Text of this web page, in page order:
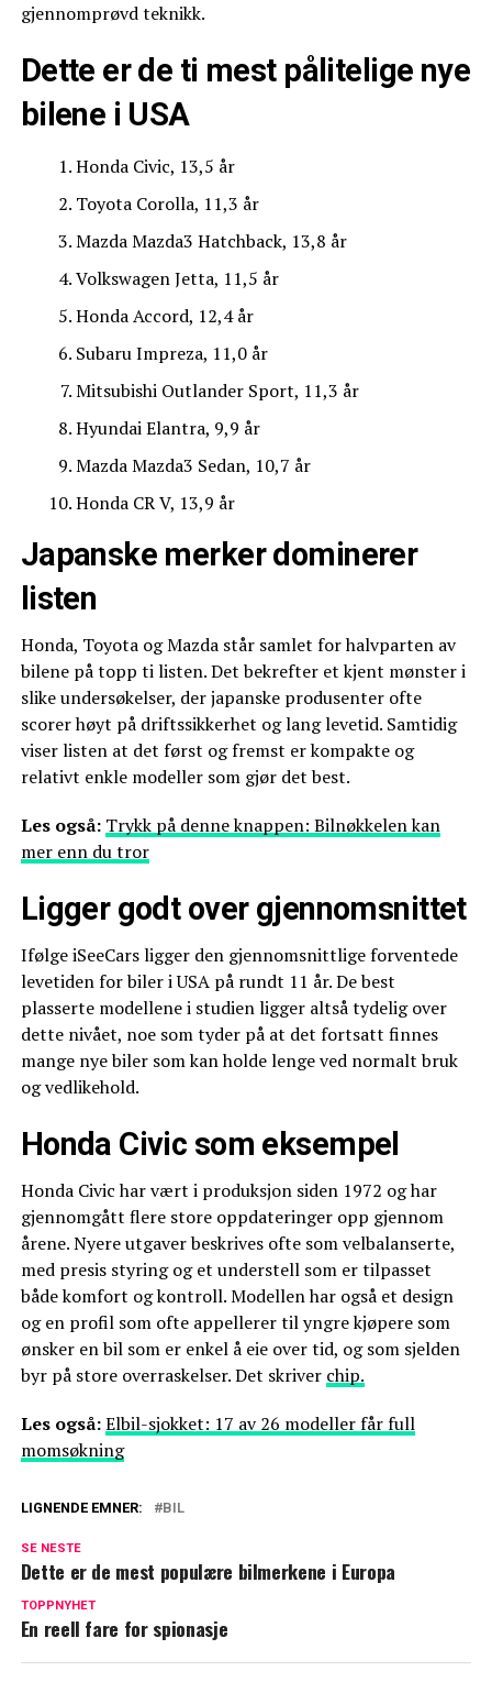
gjennomprøvd teknikk.
Dette er de ti mest pålitelige nye
bilene i USA
Honda Civic, 13,5 år
Toyota Corolla, 11,3 år
Mazda Mazda3 Hatchback, 13,8 år
Volkswagen Jetta, 11,5 år
Honda Accord, 12,4 år
Subaru Impreza, 11,0 år
Mitsubishi Outlander Sport, 11,3 år
Hyundai Elantra, 9,9 år
Mazda Mazda3 Sedan, 10,7 år
Honda CR V, 13,9 år
Japanske merker dominerer
listen
Honda, Toyota og Mazda står samlet for halvparten av
bilene på topp ti listen. Det bekrefter et kjent mønster i
slike undersøkelser, der japanske produsenter ofte
scorer høyt på driftssikkerhet og lang levetid. Samtidig
viser listen at det først og fremst er kompakte og
relativt enkle modeller som gjør det best.
Les også: Trykk på denne knappen: Bilnøkkelen kan
mer enn du tror
Ligger godt over gjennomsnittet
Ifølge iSeeCars ligger den gjennomsnittlige forventede
levetiden for biler i USA på rundt 11 år. De best
plasserte modellene i studien ligger altså tydelig over
dette nivået, noe som tyder på at det fortsatt finnes
mange nye biler som kan holde lenge ved normalt bruk
og vedlikehold.
Honda Civic som eksempel
Honda Civic har vært i produksjon siden 1972 og har
gjennomgått flere store oppdateringer opp gjennom
årene. Nyere utgaver beskrives ofte som velbalanserte,
med presis styring og et understell som er tilpasset
både komfort og kontroll. Modellen har også et design
og en profil som ofte appellerer til yngre kjøpere som
ønsker en bil som er enkel å eie over tid, og som sjelden
byr på store overraskelser. Det skriver chip.
Les også:Elbil-sjokket: 17 av 26 modeller får full
momsøkning
LIGNENDE EMNER: BIL
SE NESTE
Dette er de mest populære bilmerkene i Europa
TOPPNYHET
En reell fare for spionasje